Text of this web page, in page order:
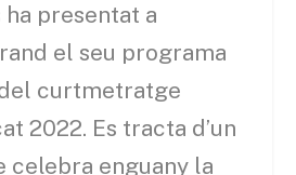
presentat a
el seu programa
curtmetratge
2022. Es tracta d’un
celebra enguany la